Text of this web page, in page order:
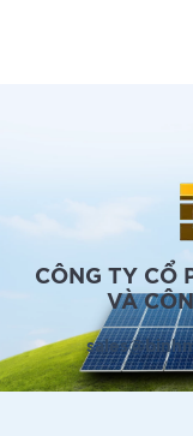
CÔNG TY CỔ
VÀ